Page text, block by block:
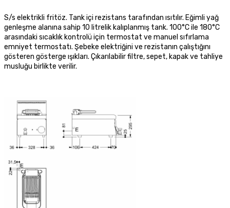
S/s elektrikli fritöz. Tank içi rezistans tarafından ısıtılır. Eğimli yağ
genleşme alanına sahip 10 litrelik kalıplanmış tank. 100°C ile 180°C
arasındaki sıcaklık kontrolü için termostat ve manuel sıfırlama
emniyet termostatı. Şebeke elektriğini ve rezistanın çalıştığını
gösteren gösterge ışıkları. Çıkarılabilir filtre, sepet, kapak ve tahliye
musluğu birlikte verilir.